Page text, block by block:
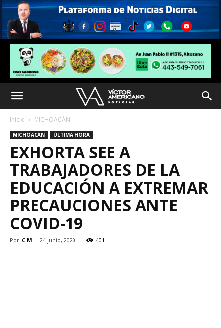
Inicio MICHOACÁN
MICHOACÁN ÚLTIMA HORA
EXHORTA SEE A
TRABAJADORES DE LA
EDUCACIÓN A EXTREMAR
PRECAUCIONES ANTE
COVID-19
Por C M - 24 junio, 2020 401